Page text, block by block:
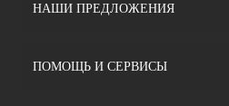
НАШИ ПРЕДЛОЖЕНИЯ
ПОМОЩЬ И СЕРВИСЫ